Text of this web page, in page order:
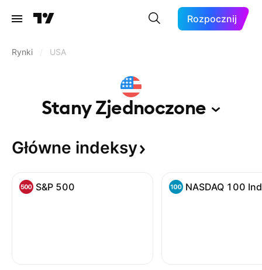
Rozpocznij
Rynki USA
StanyZjednoczone
Główne indeksy
S&P 500 NASDAQ 100